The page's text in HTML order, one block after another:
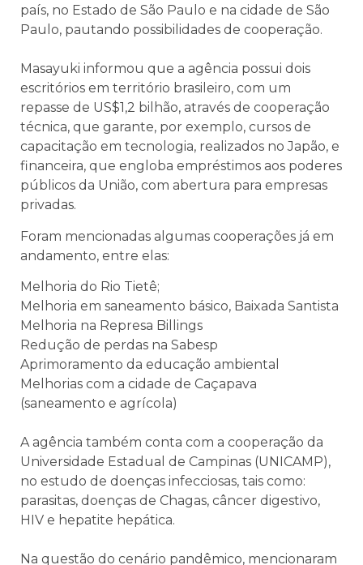
país, no Estado de São Paulo e na cidade de São
Paulo, pautando possibilidades de cooperação.
Masayuki informou que a agência possui dois
escritórios em território brasileiro, com um
repasse de US$1,2 bilhão, através de cooperação
técnica, que garante, por exemplo, cursos de
capacitação em tecnologia, realizados no Japão, e
financeira, que engloba empréstimos aos poderes
públicos da União, com abertura para empresas
privadas.
Foram mencionadas algumas cooperações já em
andamento, entre elas:
Melhoria do Rio Tietê;
Melhoria em saneamento básico, Baixada Santista
Melhoria na Represa Billings
Redução de perdas na Sabesp
Aprimoramento da educação ambiental
Melhorias com a cidade de Caçapava
(saneamento e agrícola)
A agência também conta com a cooperação da
Universidade Estadual de Campinas (UNICAMP),
no estudo de doenças infecciosas, tais como:
parasitas, doenças de Chagas, câncer digestivo,
HIV e hepatite hepática.
Na questão do cenário pandêmico, mencionaram